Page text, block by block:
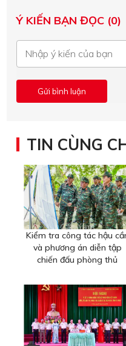
Ý KIẾN BẠN ĐỌC (0)
TIN CÙNG
Kiểm tra công tác hậu
và phương án diễn tập
chiến đấu phòng thủ